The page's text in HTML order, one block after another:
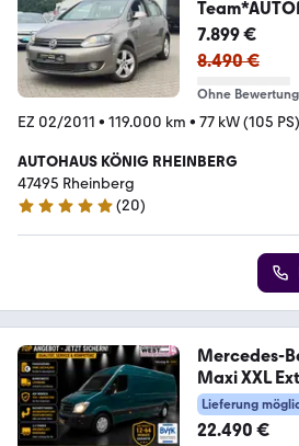
7.899 €
8.490 €
Ohne Bewertung
EZ 02/2011 • 119.000 km • 77 kW (105 PS)
AUTOHAUS KÖNIG RHEINBERG
47495 Rheinberg
4.9 Sterne
(20)
Mercedes-
Maxi XXL
Lieferung
22.490 €